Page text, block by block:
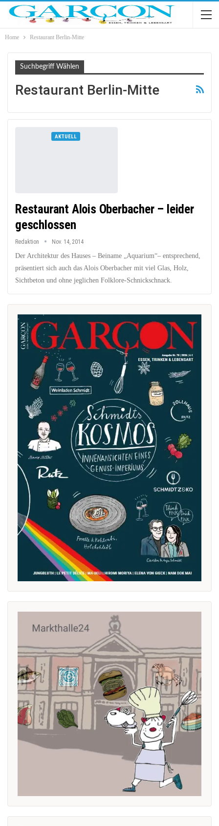
Home Restaurant Berlin-Mitte
Suchbegriff Wählen
Restaurant Berlin-Mitte
AKTUELL
Restaurant Alois Oberbacher – leider
geschlossen
Redaktion Nov. 14, 2014
Der Architektur des Hauses – Beiname „Aquarium“– entsprechend,
präsentiert sich auch das Alois Oberbacher mit viel Glas, Holz,
Sichtbeton und ohne jeglichen Folklore-Schnickschnack.